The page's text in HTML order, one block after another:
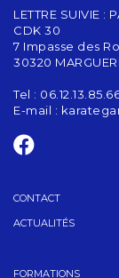
LETTRE SUIVIE :
CDK 30
7 Impasse des
30320
Tel :
E-mail :
CONTACT
ACTUALITÉS
FORMATIONS